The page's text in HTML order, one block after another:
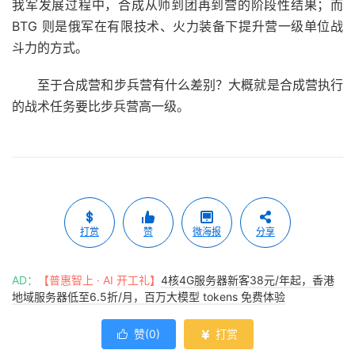
我军发展过程中，合成从师到团再到营的阶段性结果；而
BTG 则是俄军在有限技术、火力装备下提升营一级单位战
斗力的方式。
至于合成营和步兵营有什么差别？大概就是合成营执行
的战术任务要比步兵营高一级。
打赏 赞 微海报 分享
AD： 【普惠智上 · AI 开工礼】 4核4G服务器新客38元/年起，香港
地域服务器低至6.5折/月，百万大模型 tokens 免费体验
 赞(0)  打赏